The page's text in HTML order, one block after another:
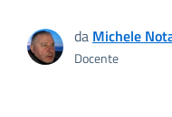
da Michele
Docente